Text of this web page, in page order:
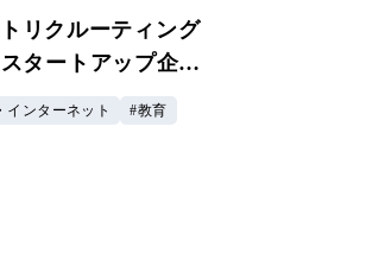
リクルーティング
タートアップ企業
インターネット 教育